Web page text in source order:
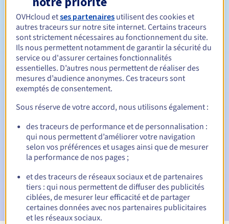
Durée de renouvellement Entre 1 et 10 ans
Période de rédemption
Notifications automatiques :
date d'échéance
E-mail le jour de l'expirationpour notification de la
suspension du nom de domaine
E-mail après la période de grâce de rédemptionpour
notification de la suppression du nom de domaine
OVHcloud etses partenaires utilisent des cookies et
autres traceurs sur notre site internet. Certains traceurs
sont strictement nécessaires au fonctionnement du site.
Ils nous permettent notamment de garantir la sécurité du
service ou d'assurer certaines fonctionnalités
essentielles. D’autres nous permettent de réaliser des
mesures d’audience anonymes. Ces traceurs sont
exemptés de consentement.
Sous réserve de votre accord, nous utilisons également :
des traceurs de performance et de personnalisation :
qui nous permettent d’améliorer votre navigation
selon vos préférences et usages ainsi que de mesurer
la performance de nos pages ;
et des traceurs de réseaux sociaux et de partenaires
tiers : qui nous permettent de diffuser des publicités
ciblées, de mesurer leur efficacité et de partager
certaines données avec nos partenaires publicitaires
et les réseaux sociaux.